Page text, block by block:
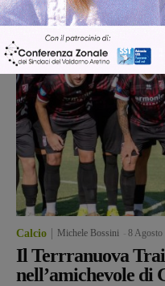
Calcio Michele Bossini 8 Agosto
Il Terrranuova
nell’amichevole di